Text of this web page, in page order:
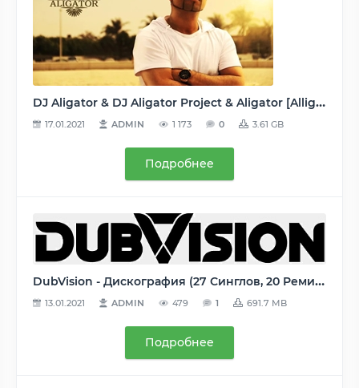
DJ Aligator & DJ Aligator Project & Aligator [Alligator] - Дискография (42 релиза: 10 альбомов/сборников + 32 сингла + неизданное) 2000-2019, MP3, 192-320 kbps
17.01.2021 ADMIN 1 173 0 3.61 GB
Подробнее
DubVision - Дискография (27 Синглов, 20 Ремиксов, 2 Трека) - 2010-2016, MP3, 320 kbps
13.01.2021 ADMIN 479 1 691.7 MB
Подробнее